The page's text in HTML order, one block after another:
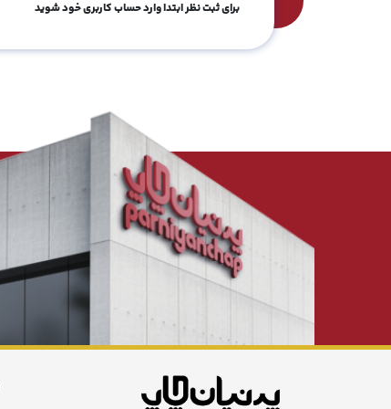
برای ثبت نظر ابتدا وارد حساب کاربری خود شوید